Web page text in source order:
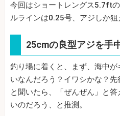
今回はショートレングス5.7ft
ルラインは0.25号、アジしか狙
25cmの良型アジを手
釣り場に着くと、まず、海中
いなんだろう？イワシかな？先
と聞いたら、「ぜんぜん」と
いのだろう、と推測。